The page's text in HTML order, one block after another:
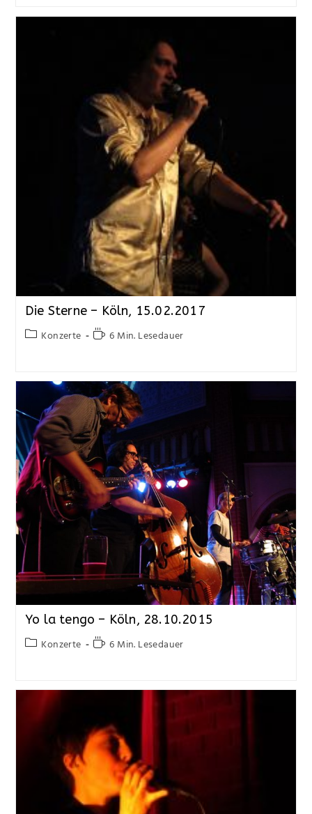
Die Sterne – Köln, 15.02.2017
Konzerte 6 Min. Lesedauer
Yo la tengo – Köln, 28.10.2015
Konzerte 6 Min. Lesedauer